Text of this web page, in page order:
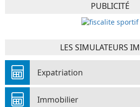
PUBLICITÉ
LES SIMULATEURS
Expatriation
Immobilier